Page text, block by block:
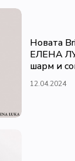
Новата
ЕЛЕНА
шарм и
12.04.2024